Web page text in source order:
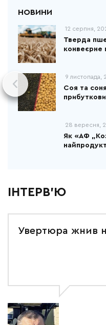
12 серпня,
Тверда
конвеєрне
9 листопада,
Соя та
28 вересня,
Як «АФ
ІНТЕРВ'Ю
Увертюра жнив